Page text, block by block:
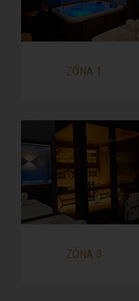
ZÓNA 1
ZÓNA 3